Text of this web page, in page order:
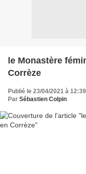
le Monastère
Corrèze
Publié le 23/04/2021 à 12:39
Par Sébastien Colpin